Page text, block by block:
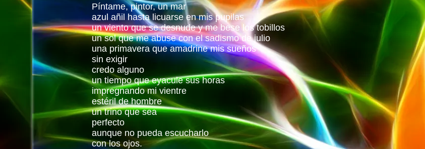
Píntame, pintor, un mar
azul añil hasta licuarse en mis pupilas
un viento que se desnude y me bese los tobillos
un sol que me abuse con el sadismo de julio
una primavera que amadrine mis sueños
sin exigir
credo alguno
un tiempo que eyacule sus horas
impregnando mi vientre
estéril de hombre
un trino que sea
perfecto
aunque no pueda escucharlo
con los ojos.